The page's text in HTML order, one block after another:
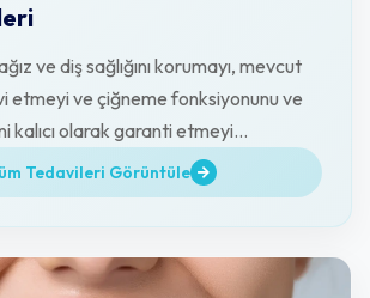
ve diş sağlığını korumayı, mevcut
etmeyi ve çiğneme fonksiyonunu ve
kalıcı olarak garanti etmeyi
Tedavileri Görüntüle